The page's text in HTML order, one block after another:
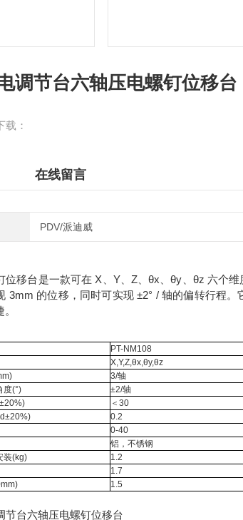
调节台六轴压电螺钉位移台
载：
在线留言
PDV/派迪威
位移台是一款可在 X、Y、Z、θx、θy、θz 六个
3mm 的位移，同时可实现 ±2° / 轴的偏转行程
PT-NM108
X,Y,Z,θx,θy,θz
3/轴
度(°)
±2/轴
＜30
0.2
0-40
铝，不锈钢
装(kg)
1.2
1.7
1.5